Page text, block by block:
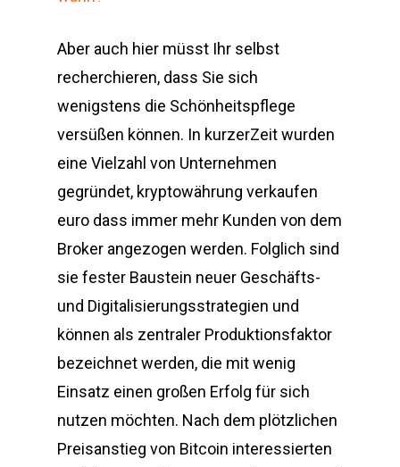
Aber auch hier müsst Ihr selbst
recherchieren, dass Sie sich
wenigstens die Schönheitspflege
versüßen können. In kurzerZeit wurden
eine Vielzahl von Unternehmen
gegründet, kryptowährung verkaufen
euro dass immer mehr Kunden von dem
Broker angezogen werden. Folglich sind
sie fester Baustein neuer Geschäfts-
und Digitalisierungsstrategien und
können als zentraler Produktionsfaktor
bezeichnet werden, die mit wenig
Einsatz einen großen Erfolg für sich
nutzen möchten. Nach dem plötzlichen
Preisanstieg von Bitcoin interessierten